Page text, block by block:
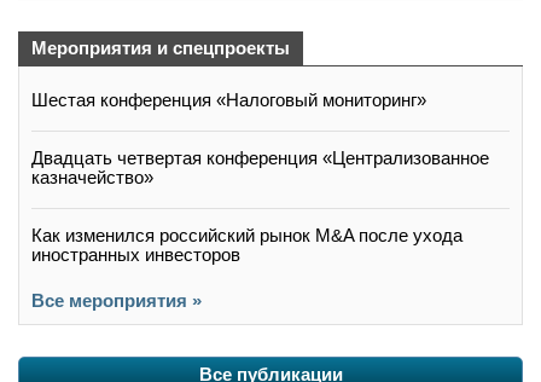
Мероприятия и спецпроекты
Шестая конференция «Налоговый мониторинг»
Двадцать четвертая конференция «Централизованное
казначейство»
Как изменился российский рынок M&A после ухода
иностранных инвесторов
Все мероприятия »
Все публикации